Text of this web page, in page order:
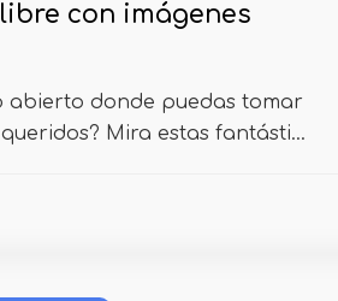
con imágenes
abierto donde puedas tomar
Mira estas fantásti...